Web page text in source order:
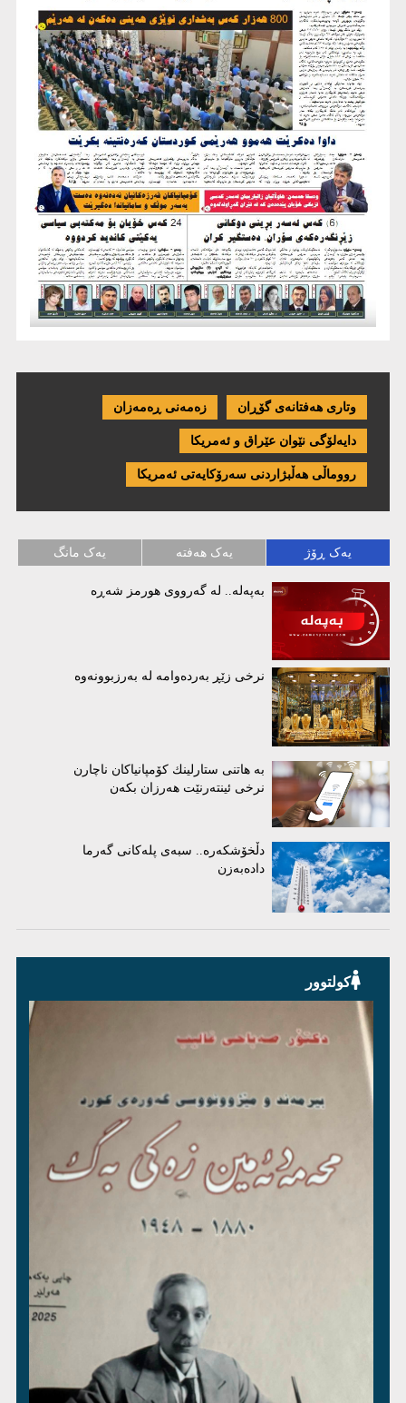
وتاری هەفتانەی گۆڕان زەمەنی ڕەمەزان
دایەلۆگی نێوان عێراق و ئەمریكا
رووماڵی هەڵبژاردنی سەرۆکایەتی ئەمریکا
یەک ڕۆژ یەک هەفتە یەک مانگ
بەپەلە.. لە گەرووی هورمز شەڕە
نرخی زێڕ بەردەوامە لە بەرزبوونەوە
بە هاتنی ستارلینك كۆمپانیاكان ناچارن
نرخی ئینتەرنێت هەرزان بكەن
دڵخۆشکەرە.. سبەی پلەکانی گەرما
دادەبەزن
کولتوور